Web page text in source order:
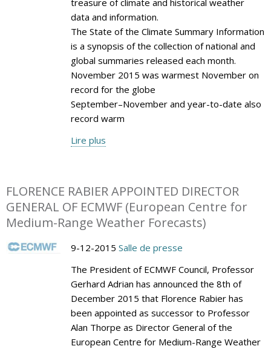
data and information.
The State of the Climate Summary Information
is a synopsis of the collection of national and
global summaries released each month.
November 2015 was warmest November on
record for the globe
September–November and year-to-date also
record warm
Lire plus
FLORENCE RABIER APPOINTED DIRECTOR
GENERAL OF ECMWF (European Centre for
Medium-Range Weather Forecasts)
9-12-2015 Salle de presse
The President of ECMWF Council, Professor
Gerhard Adrian has announced the 8th of
December 2015 that Florence Rabier has
been appointed as successor to Professor
Alan Thorpe as Director General of the
European Centre for Medium-Range Weather